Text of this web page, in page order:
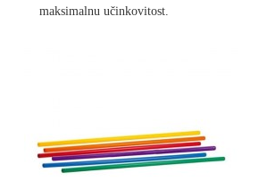
maksimalnu učinkovitost.